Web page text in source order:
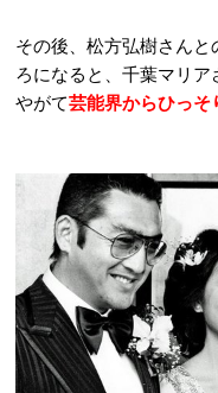
その後、松方弘樹さんと
ろになると、千葉マリア
やがて芸能界からひっそ